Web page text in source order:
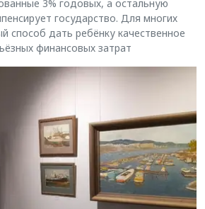
3% годовых, а остальную
государство. Для многих
способ дать ребёнку качественное
финансовых затрат